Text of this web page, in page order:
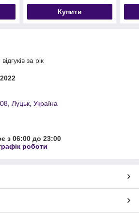
Купити
за рік
Луцьк, Україна
з 06:00 до 23:00
роботи